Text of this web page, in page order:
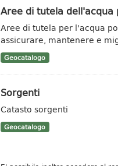
Aree di tutela dell'acqua
Aree di tutela per l'acqua
assicurare, mantenere e
Geocatalogo
Sorgenti
Catasto sorgenti
Geocatalogo